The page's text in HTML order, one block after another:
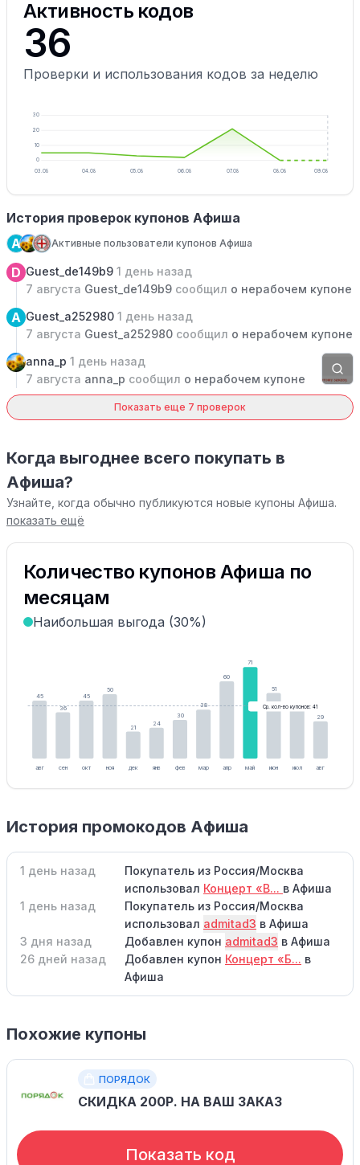
Активность кодов
36
Проверки и использования кодов за неделю
0
10
20
30
03.08 04.08 05.08 06.08 07.08 08.08 09.08
История проверок купонов Афиша
A
Активные пользователи купонов Афиша
D Guest_de149b9 1 день назад
7 августа Guest_de149b9 сообщил о нерабочем купоне
A Guest_a252980 1 день назад
7 августа Guest_a252980 сообщил о нерабочем купоне
anna_p 1 день назад
7 августа anna_p сообщил о нерабочем купоне
Показать еще 7 проверок
Когда выгоднее всего покупать в
Афиша?
Узнайте, когда обычно публикуются новые купоны Афиша.
показать ещё
Количество купонов Афиша по
месяцам
Наибольшая выгода (30%)
45
авг
36
сен
45
окт
50
ноя
21
дек
24
янв
30
фев
38
мар
60
апр
71
май
51
июн июл
29
авг
Ср. кол-во купонов: 41
История промокодов Афиша
1 день назад
Покупатель из Россия/Москва
использовал Концерт «В... в Афиша
1 день назад
Покупатель из Россия/Москва
использовал admitad3 в Афиша
3 дня назад
Добавлен купон admitad3 в Афиша
26 дней назад
Добавлен купон Концерт «Б... в
Афиша
Похожие купоны
ПОРЯДОК
СКИДКА 200Р. НА ВАШ ЗАКАЗ
Показать код